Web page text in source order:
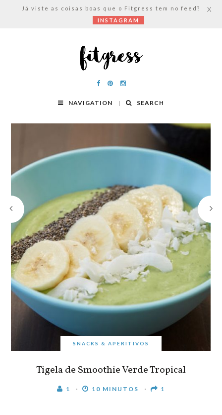
NAVIGATION SEARCH
SNACKS & APERITIVOS
Tigela de Smoothie Verde Tropical
1 10 MINUTOS 1
Já viste as coisas boas que o Fitgress tem no feed?
INSTAGRAM
X